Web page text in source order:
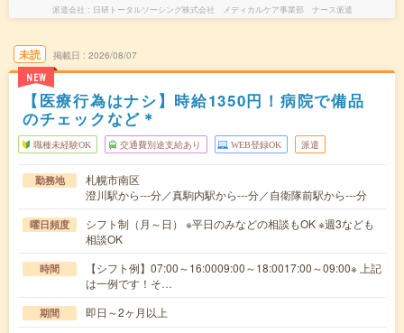
派遣会社 日研トータルソーシング株式会社 メディカルケア事業部 ナース派遣
未読
NEW
掲載日 2026/08/07
【医療行為はナシ】時給1350円！病院で備品
のチェックなど＊
職種未経験OK 交通費別途支給あり WEB登録OK 派遣
勤務地
札幌市南区
澄川駅から---分／真駒内駅から---分／自衛隊前駅から---分
曜日頻度
シフト制（月～日） ※平日のみなどの相談もOK ※週3なども
相談OK
時間
【シフト例】07:00～16:0009:00～18:0017:00～09:00※ 上記
は一例です！そ…
期間 即日～2ヶ月以上